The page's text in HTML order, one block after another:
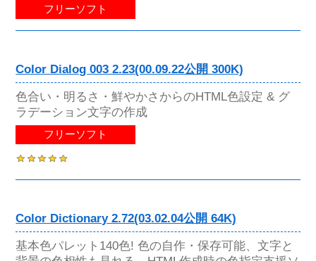
フリーソフト
Color Dialog 003 2.23(00.09.22公開 300K)
色合い・明るさ・鮮やかさからのHTML色設定 & グ
ラデーション文字の作成
フリーソフト
Color Dictionary 2.72(03.02.04公開 64K)
基本色パレット140色! 色の自作・保存可能、文字と